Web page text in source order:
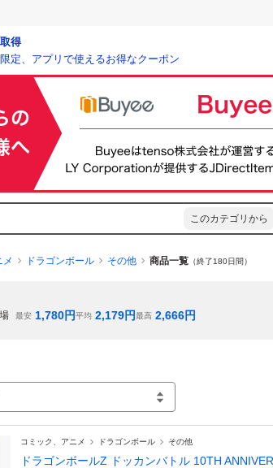
得
定、アプリで使えるお得なクーポン
このカテゴリから
メ ドラゴンボール その他 商品一覧 （終了180日間）
最安 1,780円平均 2,179円最高 2,666円
コミック、アニメ ドラゴンボール その他
ドラゴンボールZ ドッカンバトル 10TH